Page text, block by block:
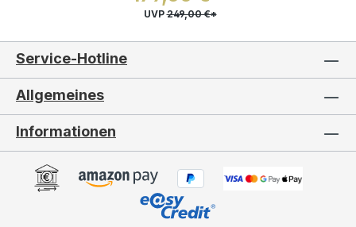
UVP249,00 €*
Service-Hotline
Allgemeines
Informationen